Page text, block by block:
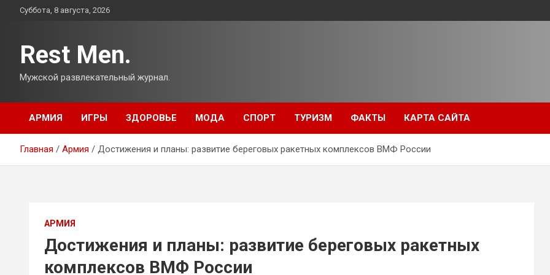
ПерейтиСуббота, 8 августа, 2026
Rest Men.
Мужской развлекательный журнал.
АРМИЯ ИГРЫ ЗДОРОВЬЕ МОДА СПОРТ ТУРИЗМ ФАКТЫ КАРТА САЙТА
Главная Армия Достижения и планы: развитие береговых ракетных комплексов ВМФ России
АРМИЯ
Достижения и планы: развитие береговых ракетных
комплексов ВМФ России